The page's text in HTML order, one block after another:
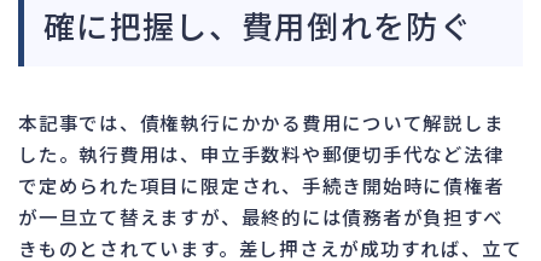
確に把握し、費用倒れを防ぐ
本記事では、債権執行にかかる費用について解説しま
した。執行費用は、申立手数料や郵便切手代など法律
で定められた項目に限定され、手続き開始時に債権者
が一旦立て替えますが、最終的には債務者が負担すべ
きものとされています。差し押さえが成功すれば、立て